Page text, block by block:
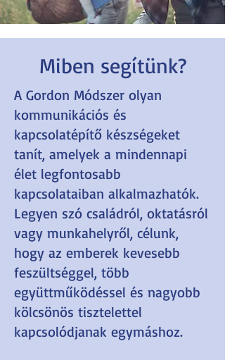
Miben segítünk?
A Gordon Módszer olyan
kommunikációs és
kapcsolatépítő készségeket
tanít, amelyek a mindennapi
élet legfontosabb
kapcsolataiban alkalmazhatók.
Legyen szó családról, oktatásról
vagy munkahelyről, célunk,
hogy az emberek kevesebb
feszültséggel, több
együttműködéssel és nagyobb
kölcsönös tisztelettel
kapcsolódjanak egymáshoz.